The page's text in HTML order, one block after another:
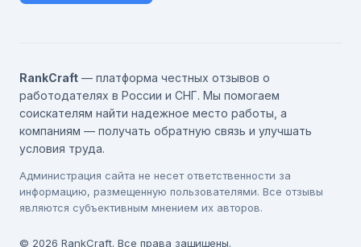
RankCraft — платформа честных отзывов о
работодателях в России и СНГ. Мы помогаем
соискателям найти надежное место работы, а
компаниям — получать обратную связь и улучшать
условия труда.
Администрация сайта не несет ответственности за
информацию, размещенную пользователями. Все отзывы
являются субъективным мнением их авторов.
© 2026 RankCraft. Все права защищены.